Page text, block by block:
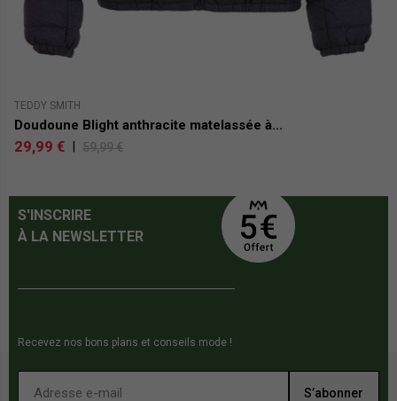
TEDDY SMITH
Doudoune Blight anthracite matelassée à...
29,99 € | 59,99 €
S'INSCRIRE
À LA NEWSLETTER
Recevez nos bons plans et conseils mode !
S’abonner